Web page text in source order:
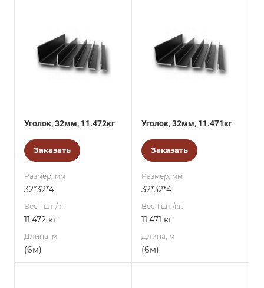
Уголок, 32мм, 11.472кг
Заказать
Размер, мм
32*32*4
Вес 1 шт./кг.
11.472 кг
Длина, м
(6м)
Уголок, 32мм, 11.471кг
Заказать
Размер, мм
32*32*4
Вес 1 шт./кг.
11.471 кг
Длина, м
(6м)